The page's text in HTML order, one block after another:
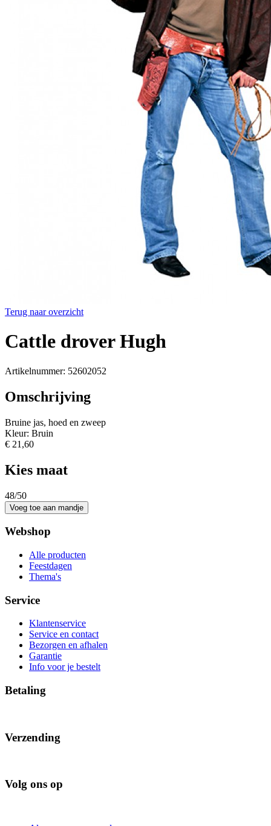
Terug naar overzicht
Cattle drover Hugh
Artikelnummer: 52602052
Omschrijving
Bruine jas, hoed en zweep
Kleur: Bruin
€ 21,60
Kies maat
48/50
Webshop
Alle producten
Feestdagen
Thema's
Service
Klantenservice
Service en contact
Bezorgen en afhalen
Garantie
Info voor je bestelt
Betaling
Verzending
Volg ons op